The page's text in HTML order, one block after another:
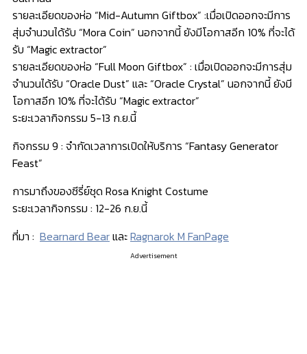
รายละเอียดของห่อ “Mid-Autumn Giftbox” :เมื่อเปิดออกจะมีการ
สุ่มจำนวนได้รับ “Mora Coin” นอกจากนี้ ยังมีโอกาสอีก 10% ที่จะได้
รับ “Magic extractor”
รายละเอียดของห่อ “Full Moon Giftbox” : เมื่อเปิดออกจะมีการสุ่ม
จำนวนได้รับ “Oracle Dust” และ “Oracle Crystal” นอกจากนี้ ยังมี
โอกาสอีก 10% ที่จะได้รับ “Magic extractor”
ระยะเวลากิจกรรม 5-13 ก.ย.นี้
กิจกรรม 9 : จำกัดเวลาการเปิดให้บริการ “Fantasy Generator
Feast”
การมาถึงของซีรี่ย์ชุด Rosa Knight Costume
ระยะเวลากิจกรรม : 12-26 ก.ย.นี้
ที่มา : Bearnard BearและRagnarok M FanPage
Advertisement